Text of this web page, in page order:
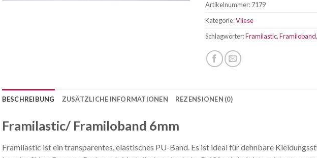
Artikelnummer:7179
Kategorie:Vliese
Schlagwörter:Framilastic,Framiloband
BESCHREIBUNG ZUSÄTZLICHE INFORMATIONEN REZENSIONEN (0)
Framilastic/ Framiloband 6mm
Framilastic ist ein transparentes, elastisches PU-Band. Es ist ideal für dehnbare